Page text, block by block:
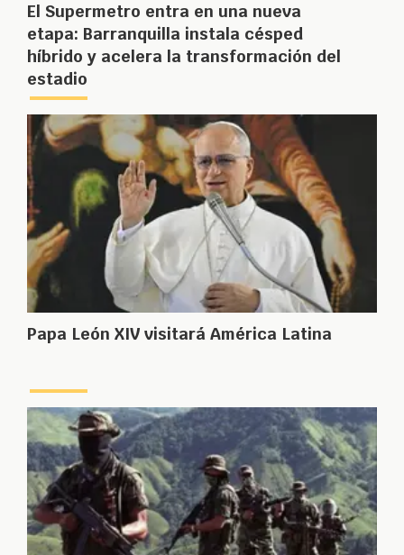
El Supermetro entra en una nueva
etapa: Barranquilla instala césped
híbrido y acelera la transformación del
estadio
Papa León XIV visitará América Latina